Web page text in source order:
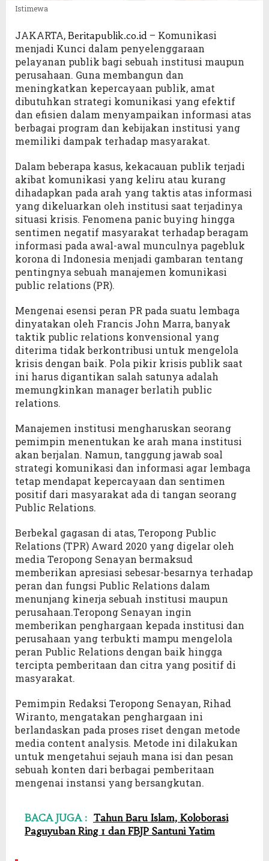
Istimewa
JAKARTA, Beritapublik.co.id – Komunikasi
menjadi Kunci dalam penyelenggaraan
pelayanan publik bagi sebuah institusi maupun
perusahaan. Guna membangun dan
meningkatkan kepercayaan publik, amat
dibutuhkan strategi komunikasi yang efektif
dan efisien dalam menyampaikan informasi atas
berbagai program dan kebijakan institusi yang
memiliki dampak terhadap masyarakat.
Dalam beberapa kasus, kekacauan publik terjadi
akibat komunikasi yang keliru atau kurang
dihadapkan pada arah yang taktis atas informasi
yang dikeluarkan oleh institusi saat terjadinya
situasi krisis. Fenomena panic buying hingga
sentimen negatif masyarakat terhadap beragam
informasi pada awal-awal munculnya pagebluk
korona di Indonesia menjadi gambaran tentang
pentingnya sebuah manajemen komunikasi
public relations (PR).
Mengenai esensi peran PR pada suatu lembaga
dinyatakan oleh Francis John Marra, banyak
taktik public relations konvensional yang
diterima tidak berkontribusi untuk mengelola
krisis dengan baik. Pola pikir krisis publik saat
ini harus digantikan salah satunya adalah
memungkinkan manager berlatih public
relations.
Manajemen institusi mengharuskan seorang
pemimpin menentukan ke arah mana institusi
akan berjalan. Namun, tanggung jawab soal
strategi komunikasi dan informasi agar lembaga
tetap mendapat kepercayaan dan sentimen
positif dari masyarakat ada di tangan seorang
Public Relations.
Berbekal gagasan di atas, Teropong Public
Relations (TPR) Award 2020 yang digelar oleh
media Teropong Senayan bermaksud
memberikan apresiasi sebesar-besarnya terhadap
peran dan fungsi Public Relations dalam
menunjang kinerja sebuah institusi maupun
perusahaan.Teropong Senayan ingin
memberikan penghargaan kepada institusi dan
perusahaan yang terbukti mampu mengelola
peran Public Relations dengan baik hingga
tercipta pemberitaan dan citra yang positif di
masyarakat.
Pemimpin Redaksi Teropong Senayan, Rihad
Wiranto, mengatakan penghargaan ini
berlandaskan pada proses riset dengan metode
media content analysis. Metode ini dilakukan
untuk mengetahui sejauh mana isi dan pesan
sebuah konten dari berbagai pemberitaan
mengenai instansi yang bersangkutan.
BACA JUGA : Tahun Baru Islam, Koloborasi
Paguyuban Ring 1 dan FBJP Santuni Yatim